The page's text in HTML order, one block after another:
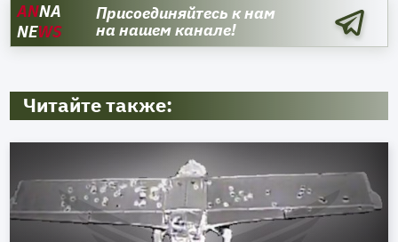
ANNA
NEWS
Присоединяйтесь к нам
на нашем канале!
Читайте также: